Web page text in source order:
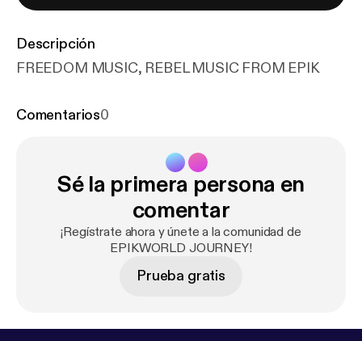
Descripción
FREEDOM MUSIC, REBEL MUSIC FROM EPIK
Comentarios0
Sé la primera persona en
comentar
¡Regístrate ahora y únete a la comunidad de
EPIKWORLD JOURNEY!
Prueba gratis